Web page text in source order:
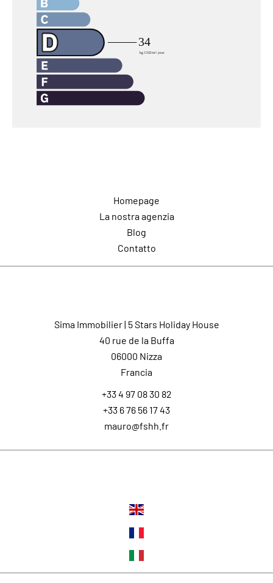
Homepage
La nostra agenzia
Blog
Contatto
Sima Immobilier | 5 Stars Holiday House
40 rue de la Buffa
06000 Nizza
Francia
+33 4 97 08 30 82
+33 6 76 56 17 43
mauro@fshh.fr